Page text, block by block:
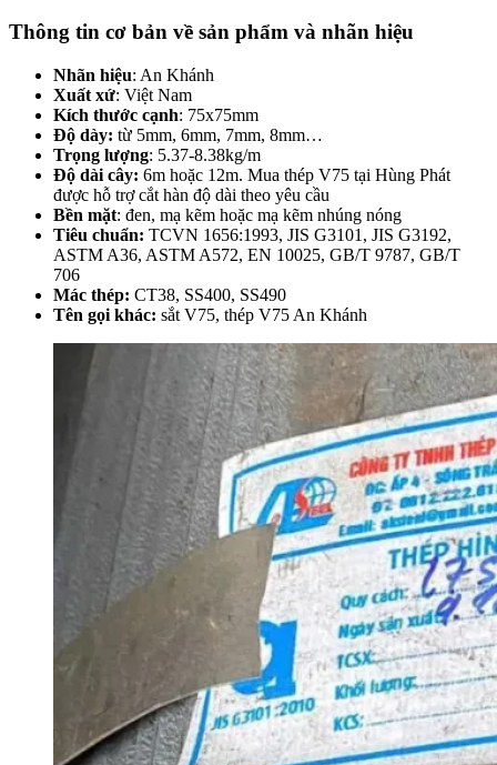
Thông tin cơ bản về sản phẩm và nhãn hiệu
Nhãn hiệu: An Khánh
Xuất xứ: Việt Nam
Kích thước cạnh: 75x75mm
Độ dày: từ 5mm, 6mm, 7mm, 8mm…
Trọng lượng: 5.37-8.38kg/m
Độ dài cây: 6m hoặc 12m. Mua thép V75 tại Hùng Phát
được hỗ trợ cắt hàn độ dài theo yêu cầu
Bền mặt: đen, mạ kẽm hoặc mạ kẽm nhúng nóng
Tiêu chuẩn: TCVN 1656:1993, JIS G3101, JIS G3192,
ASTM A36, ASTM A572, EN 10025, GB/T 9787, GB/T
706
Mác thép: CT38, SS400, SS490
Tên gọi khác: sắt V75, thép V75 An Khánh